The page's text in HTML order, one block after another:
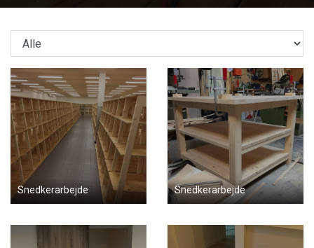
Snedkerarbejde Snedkerarbejde